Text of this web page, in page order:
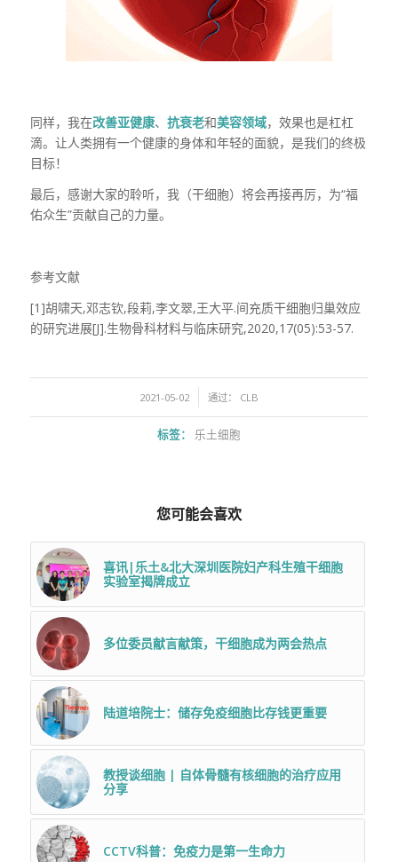
同样，我在改善亚健康、 抗衰老和美容领域，效果也是杠杠
滴。让人类拥有一个健康的身体和年轻的面貌，是我们的终极
目标！
最后，感谢大家的聆听，我（干细胞）将会再接再厉，为“福
佑众生”贡献自己的力量。
参考文献
[1]胡啸天,邓志钦,段莉,李文翠,王大平.间充质干细胞归巢效应
的研究进展[J].生物骨科材料与临床研究,2020,17(05):53-57.
2021-05-02
/ 通过： CLB
标签： 乐土细胞
您可能会喜欢
喜讯|乐土&北大深圳医院妇产科生殖干细胞
实验室揭牌成立
多位委员献言献策，干细胞成为两会热点
陆道培院士：储存免疫细胞比存钱更重要
教授谈细胞 | 自体骨髓有核细胞的治疗应用
分享
CCTV科普：免疫力是第一生命力